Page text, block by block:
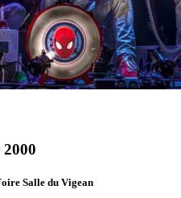
Salle du Vigean